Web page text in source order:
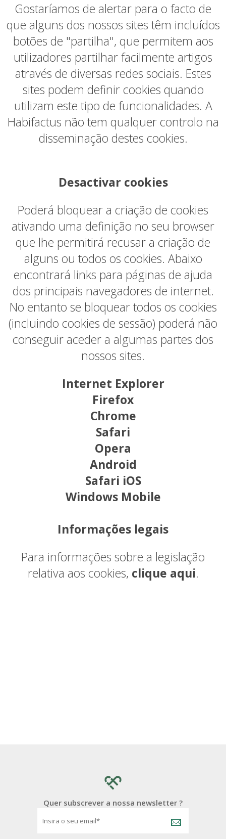
Gostaríamos de alertar para o facto de
que alguns dos nossos sites têm incluídos
botões de "partilha", que permitem aos
utilizadores partilhar facilmente artigos
através de diversas redes sociais. Estes
sites podem definir cookies quando
utilizam este tipo de funcionalidades. A
Habifactus não tem qualquer controlo na
disseminação destes cookies.
Desactivar cookies
Poderá bloquear a criação de cookies
ativando uma definição no seu browser
que lhe permitirá recusar a criação de
alguns ou todos os cookies. Abaixo
encontrará links para páginas de ajuda
dos principais navegadores de internet.
No entanto se bloquear todos os cookies
(incluindo cookies de sessão) poderá não
conseguir aceder a algumas partes dos
nossos sites.
Internet Explorer
Firefox
Chrome
Safari
Opera
Android
Safari iOS
Windows Mobile
Informações legais
Para informações sobre a legislação
relativa aos cookies, clique aqui.
Quer subscrever a nossa newsletter ?